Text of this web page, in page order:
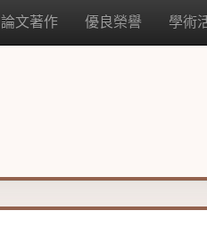
論文著作 優良榮譽 學術